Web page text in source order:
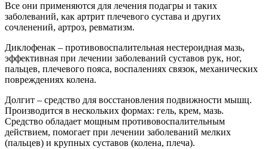
Все они применяются для лечения подагры и таких
заболеваний, как артрит плечевого сустава и других
сочленений, артроз, ревматизм.
Диклофенак – противовоспалительная нестероидная мазь,
эффективная при лечении заболеваний суставов рук, ног,
пальцев, плечевого пояса, воспалениях связок, механических
повреждениях колена.
Долгит – средство для восстановления подвижности мышц.
Производится в нескольких формах: гель, крем, мазь.
Средство обладает мощным противовоспалительным
действием, помогает при лечении заболеваний мелких
(пальцев) и крупных суставов (колена, плеча).